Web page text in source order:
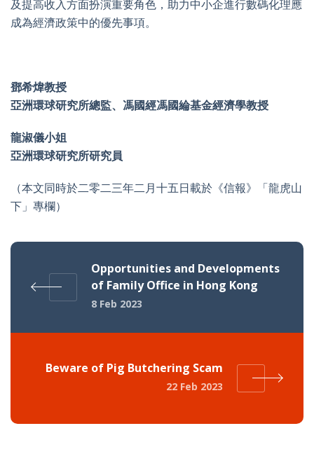
及提高收入方面扮演重要角色，助力中小企進行數碼化理應
成為經濟政策中的優先事項。
鄧希煒教授
亞洲環球研究所總監、馮國經馮國綸基金經濟學教授
龍淑儀小姐
亞洲環球研究所研究員
（本文同時於二零二三年二月十五日載於《信報》「龍虎山
下」專欄）
Opportunities and Developments
of Family Office in Hong Kong
8 Feb 2023
Beware of Pig Butchering Scam
22 Feb 2023